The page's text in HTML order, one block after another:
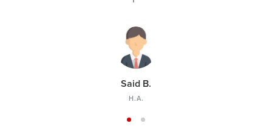
Said B.
H.A.